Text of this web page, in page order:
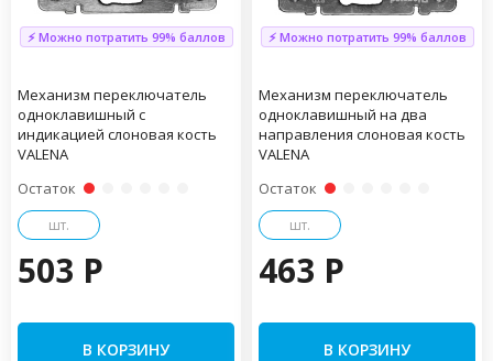
⚡ Можно потратить 99% баллов
Механизм переключатель
одноклавишный с
индикацией слоновая кость
VALENA
Остаток
шт.
503 P
В КОРЗИНУ
⚡ Можно потратить 99% баллов
Механизм переключатель
одноклавишный на два
направления слоновая кость
VALENA
Остаток
шт.
463 P
В КОРЗИНУ